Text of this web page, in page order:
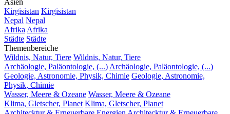
Kirgisistan Kirgisistan
Nepal Nepal
Afrika Afrika
Städte Städte
Themenbereiche
Wildnis, Natur, Tiere Wildnis, Natur, Tiere
Archäologie, Paläontologie, (...) Archäologie, Paläontologie, (...)
Geologie, Astronomie, Physik, Chimie Geologie, Astronomie,
Physik, Chimie
Wasser, Meere & Ozeane Wasser, Meere & Ozeane
Klima, Gletscher, Planet Klima, Gletscher, Planet